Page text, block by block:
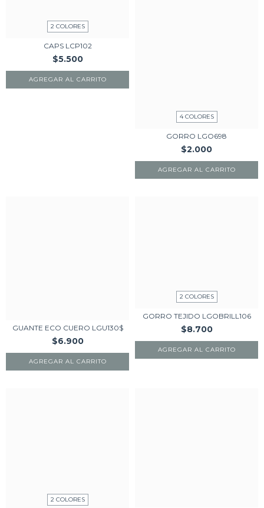
2 COLORES
CAPS LCP102
$5.500
AGREGAR AL CARRITO
4 COLORES
GORRO LGO698
$2.000
AGREGAR AL CARRITO
GUANTE ECO CUERO LGU130$
$6.900
AGREGAR AL CARRITO
2 COLORES
GORRO TEJIDO LGOBRILL106
$8.700
AGREGAR AL CARRITO
2 COLORES